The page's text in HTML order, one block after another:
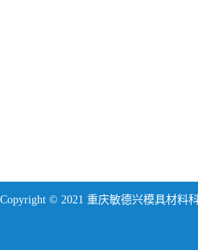
Copyright © 2021 重庆敏德兴模具材料